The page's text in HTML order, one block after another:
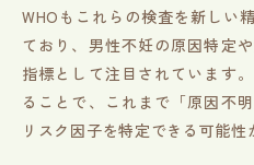
WHOもこれらの検査を新しい
ており、男性不妊の原因特定
指標として注目されています
ることで、これまで「原因不
リスク因子を特定できる可能性